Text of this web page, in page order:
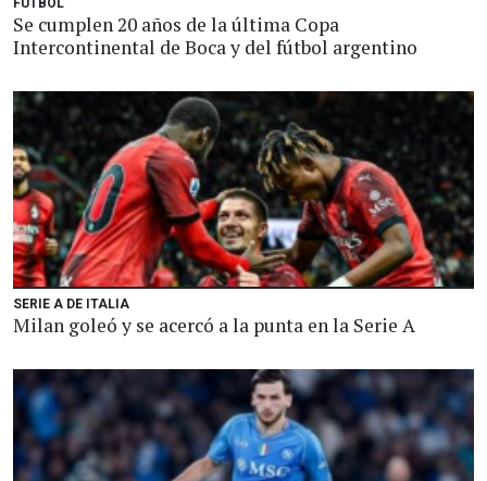
FÚTBOL
Se cumplen 20 años de la última Copa
Intercontinental de Boca y del fútbol argentino
SERIE A DE ITALIA
Milan goleó y se acercó a la punta en la Serie A